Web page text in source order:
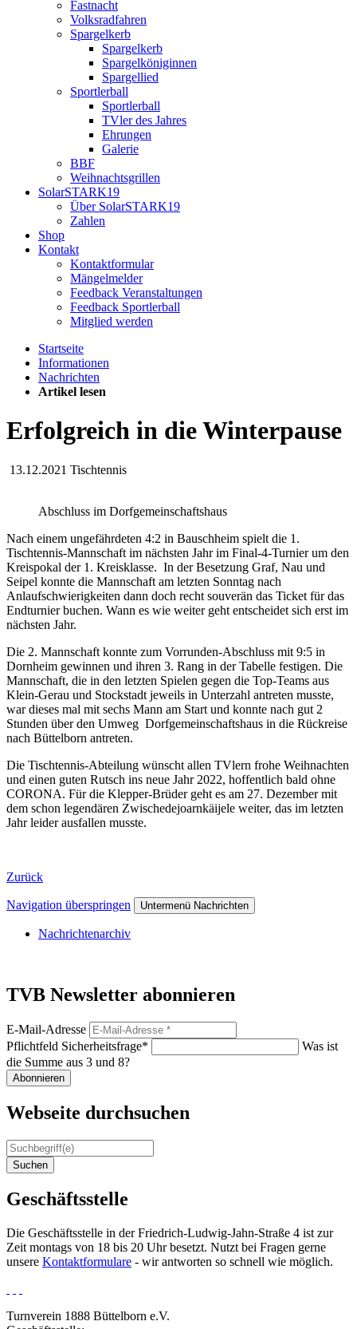
Fastnacht
Volksradfahren
Spargelkerb
Spargelkerb
Spargelköniginnen
Spargellied
Sportlerball
Sportlerball
TVler des Jahres
Ehrungen
Galerie
BBF
Weihnachtsgrillen
SolarSTARK19
Über SolarSTARK19
Zahlen
Shop
Kontakt
Kontaktformular
Mängelmelder
Feedback Veranstaltungen
Feedback Sportlerball
Mitglied werden
Startseite
Informationen
Nachrichten
Artikel lesen
Erfolgreich in die Winterpause
13.12.2021 Tischtennis
Abschluss im Dorfgemeinschaftshaus
Nach einem ungefährdeten 4:2 in Bauschheim spielt die 1.
Tischtennis-Mannschaft im nächsten Jahr im Final-4-Turnier um den
Kreispokal der 1. Kreisklasse. In der Besetzung Graf, Nau und
Seipel konnte die Mannschaft am letzten Sonntag nach
Anlaufschwierigkeiten dann doch recht souverän das Ticket für das
Endturnier buchen. Wann es wie weiter geht entscheidet sich erst im
nächsten Jahr.
Die 2. Mannschaft konnte zum Vorrunden-Abschluss mit 9:5 in
Dornheim gewinnen und ihren 3. Rang in der Tabelle festigen. Die
Mannschaft, die in den letzten Spielen gegen die Top-Teams aus
Klein-Gerau und Stockstadt jeweils in Unterzahl antreten musste,
war dieses mal mit sechs Mann am Start und konnte nach gut 2
Stunden über den Umweg Dorfgemeinschaftshaus in die Rückreise
nach Büttelborn antreten.
Die Tischtennis-Abteilung wünscht allen TVlern frohe Weihnachten
und einen guten Rutsch ins neue Jahr 2022, hoffentlich bald ohne
CORONA. Für die Klepper-Brüder geht es am 27. Dezember mit
dem schon legendären Zwischedejoarnkäijele weiter, das im letzten
Jahr leider ausfallen musste.
Zurück
Navigation überspringen Untermenü Nachrichten
Nachrichtenarchiv
TVB Newsletter abonnieren
E-Mail-Adresse
Pflichtfeld Sicherheitsfrage*
Was ist
die Summe aus 3 und 8?
Abonnieren
Webseite durchsuchen
Suchen
Geschäftsstelle
Die Geschäftsstelle in der Friedrich-Ludwig-Jahn-Straße 4 ist zur
Zeit montags von 18 bis 20 Uhr besetzt. Nutzt bei Fragen gerne
unsere Kontaktformulare - wir antworten so schnell wie möglich.
Turnverein 1888 Büttelborn e.V.